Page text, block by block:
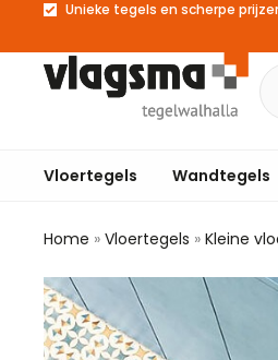
Unieke tegels en scherpe
Vloertegels Wandtegels
Home » Vloertegels » Kleine